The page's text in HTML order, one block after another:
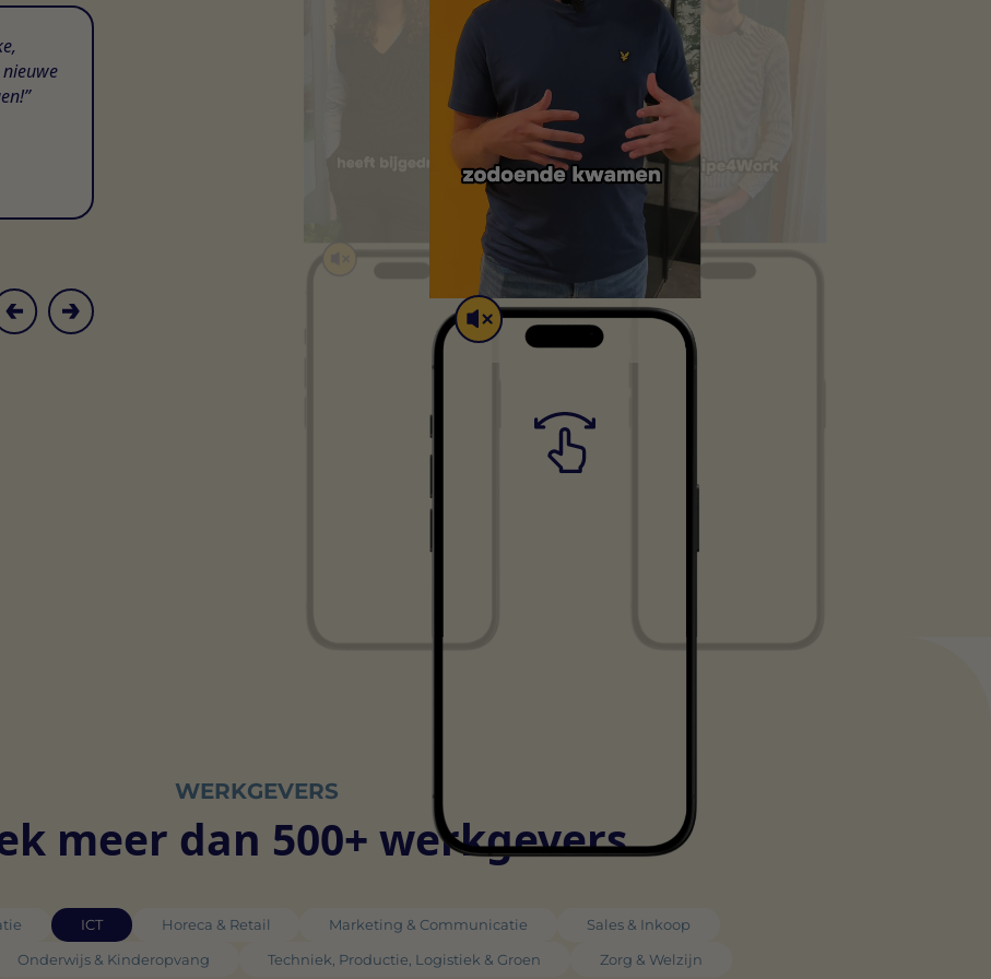
WERKGEVERS
meer dan 500+ werkgevers
ICT Horeca & Retail Marketing & Communicatie
Sales & Inkoop
Onderwijs & Kinderopvang Techniek, Productie, Logistiek & Groen Zorg & Welzijn